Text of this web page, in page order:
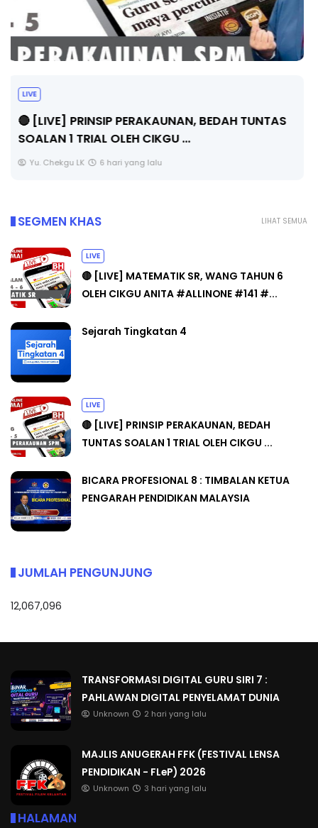
BICARA PROFESIONAL 8 : TIMBALAN KETUA
PENGARAH PENDIDIKAN MALAYSIA
Unknown 8 hari yang lalu
LIHAT SEMUA
SEGMEN KHAS
LIVE
🔴 [LIVE] MATEMATIK SR, WANG TAHUN 6
OLEH CIKGU ANITA #ALLINONE #141 #...
Sejarah Tingkatan 4
LIVE
🔴 [LIVE] PRINSIP PERAKAUNAN, BEDAH
TUNTAS SOALAN 1 TRIAL OLEH CIKGU ...
BICARA PROFESIONAL 8 : TIMBALAN KETUA
PENGARAH PENDIDIKAN MALAYSIA
JUMLAH PENGUNJUNG
12,067,096
TRANSFORMASI DIGITAL GURU SIRI 7 :
PAHLAWAN DIGITAL PENYELAMAT DUNIA
Unknown 2 hari yang lalu
MAJLIS ANUGERAH FFK (FESTIVAL LENSA
PENDIDIKAN - FLeP) 2026
Unknown 3 hari yang lalu
HALAMAN